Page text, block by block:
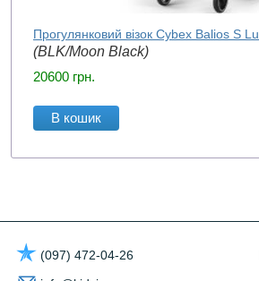
Прогулянковий візок Cybex Balios S
(BLK/Moon Black)
20600 грн.
В кошик
(097) 472-04-26